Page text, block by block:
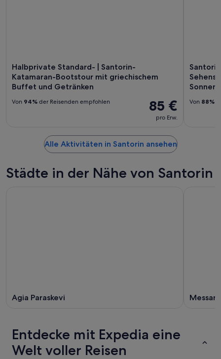
Halbprivate Standard- | Santorin-
Katamaran-Bootstour mit griechischem
Buffet und Getränken
85 €
pro Erw.
Von 94% der Reisenden empfohlen Von 88%
Alle Aktivitäten in Santorin ansehen
Städte in der Nähe von Santorin
Agia Paraskevi
Entdecke mit Expedia eine
Welt voller Reisen